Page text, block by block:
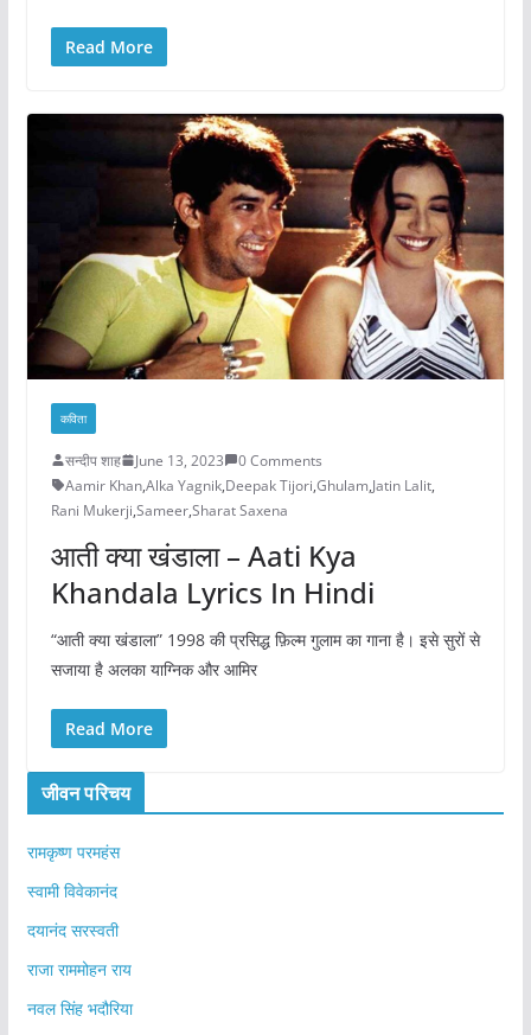
Read More
कविता
सन्दीप शाह June 13, 2023
0 Comments
Aamir Khan,Alka Yagnik,Deepak Tijori,Ghulam,Jatin Lalit,
Rani Mukerji,Sameer,Sharat Saxena
आती क्या खंडाला – Aati Kya
Khandala Lyrics In Hindi
“आती क्या खंडाला” 1998 की प्रसिद्ध फ़िल्म गुलाम का गाना है। इसे सुरों से
सजाया है अलका याग्निक और आमिर
Read More
जीवन परिचय
रामकृष्ण परमहंस
स्वामी विवेकानंद
दयानंद सरस्वती
राजा राममोहन राय
नवल सिंह भदौरिया